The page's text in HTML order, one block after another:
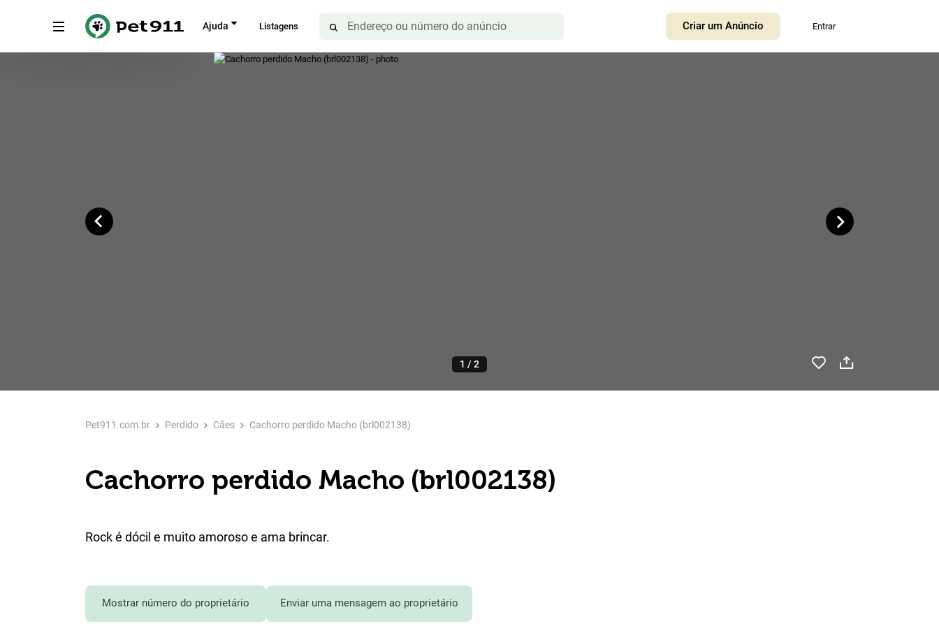
Ajuda Listagens Criar um Anúncio Entrar
1 / 2
Pet911.com.br Perdido Cães Cachorro perdido Macho (brl002138)
Cachorro perdido Macho (brl002138)
Rock é dócil e muito amoroso e ama brincar.
Mostrar número do proprietário Enviar uma mensagem ao proprietário
Voltar